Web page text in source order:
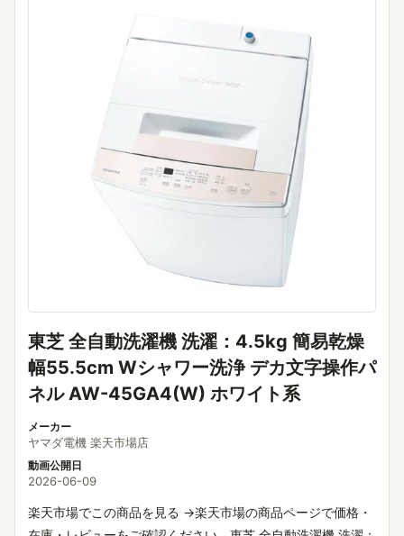
東芝 全自動洗濯機 洗濯：4.5kg 簡易乾燥
幅55.5cm Wシャワー洗浄 デカ文字操作パ
ネル AW-45GA4(W) ホワイト系
メーカー
ヤマダ電機 楽天市場店
動画公開日
2026-06-09
楽天市場でこの商品を見る →楽天市場の商品ページで価格・